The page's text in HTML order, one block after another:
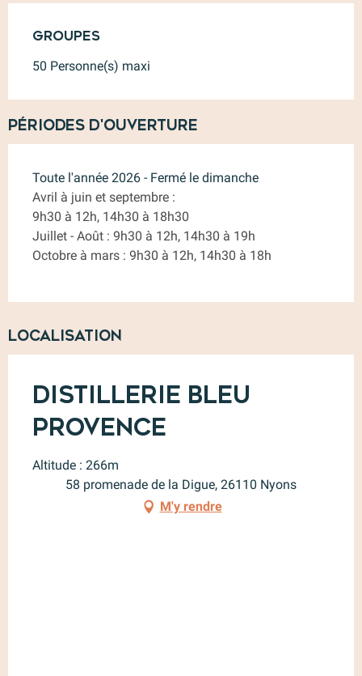
Groupes
Groupes
50 Personne(s) maxi
Périodes d'ouverture
Toute l'année 2026 - Fermé le dimanche
Avril à juin et septembre :
9h30 à 12h, 14h30 à 18h30
Juillet - Août : 9h30 à 12h, 14h30 à 19h
Octobre à mars : 9h30 à 12h, 14h30 à 18h
Localisation
Distillerie Bleu
Provence
Altitude : 266m
58 promenade de la Digue, 26110 Nyons
M'y rendre